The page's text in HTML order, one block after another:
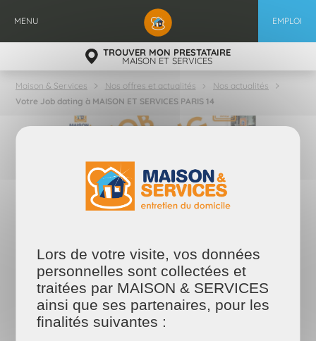
MENU EMPLOI
TROUVER MON PRESTATAIRE
MAISON ET SERVICES
Maison & Services Nos offres et actualités
Nos actualités
Votre Job dating à MAISON ET SERVICES PARIS 14
Votre Job dating à MAISON ET
SERVICES PARIS 14
VENEZ NOUS RENCONTRER
Lors de votre visite, vos données
personnelles sont collectées et
traitées par MAISON & SERVICES
ainsi que ses partenaires, pour les
finalités suivantes :